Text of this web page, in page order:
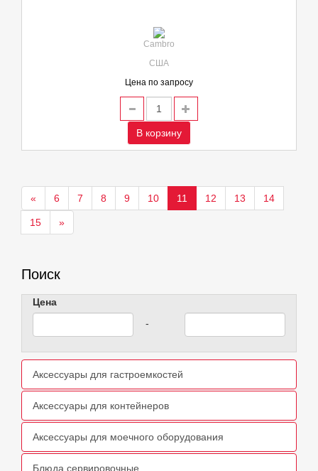
Cambro
США
Цена по запросу
В корзину
« 6 7 8 9 10 11 12 13 14
15 »
Поиск
Цена
-
Аксессуары для гастроемкостей
Аксессуары для контейнеров
Аксессуары для моечного оборудования
Блюда сервировочные